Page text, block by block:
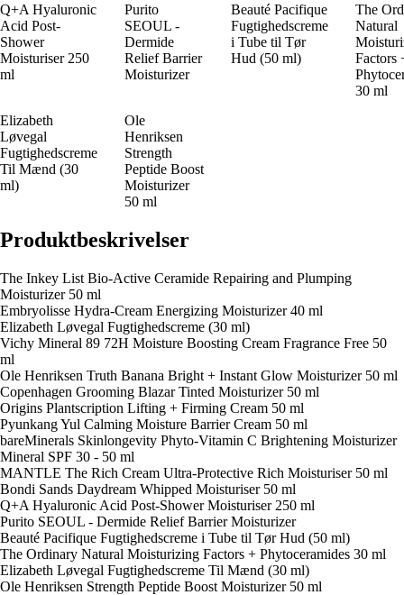
Q+A Hyaluronic
Acid Post-
Shower
Moisturiser 250
ml
Purito
SEOUL -
Dermide
Relief Barrier
Moisturizer
Beauté Pacifique
Fugtighedscreme
i Tube til Tør
Hud (50 ml)
The
Natural
Factors
30 ml
Elizabeth
Løvegal
Fugtighedscreme
Til Mænd (30
ml)
Ole
Henriksen
Strength
Peptide Boost
Moisturizer
50 ml
Produktbeskrivelser
The Inkey List Bio-Active Ceramide Repairing and Plumping
Moisturizer 50 ml
Embryolisse Hydra-Cream Energizing Moisturizer 40 ml
Elizabeth Løvegal Fugtighedscreme (30 ml)
Vichy Mineral 89 72H Moisture Boosting Cream Fragrance Free 50
ml
Ole Henriksen Truth Banana Bright + Instant Glow Moisturizer 50 ml
Copenhagen Grooming Blazar Tinted Moisturizer 50 ml
Origins Plantscription Lifting + Firming Cream 50 ml
Pyunkang Yul Calming Moisture Barrier Cream 50 ml
bareMinerals Skinlongevity Phyto-Vitamin C Brightening Moisturizer
Mineral SPF 30 - 50 ml
MANTLE The Rich Cream Ultra-Protective Rich Moisturiser 50 ml
Bondi Sands Daydream Whipped Moisturiser 50 ml
Q+A Hyaluronic Acid Post-Shower Moisturiser 250 ml
Purito SEOUL - Dermide Relief Barrier Moisturizer
Beauté Pacifique Fugtighedscreme i Tube til Tør Hud (50 ml)
The Ordinary Natural Moisturizing Factors + Phytoceramides 30 ml
Elizabeth Løvegal Fugtighedscreme Til Mænd (30 ml)
Ole Henriksen Strength Peptide Boost Moisturizer 50 ml